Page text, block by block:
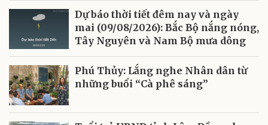
Dự báo thời tiết đêm nay và ngày
mai (09/08/2026): Bắc Bộ nắng nóng,
Tây Nguyên và Nam Bộ mưa dông
Phú Thủy: Lắng nghe Nhân dân từ
những buổi “Cà phê sáng”